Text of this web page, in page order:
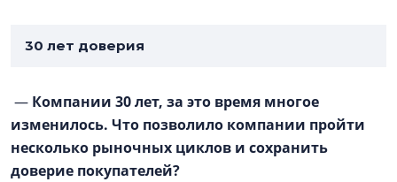
30 лет доверия
— Компании 30 лет, за это время многое
изменилось. Что позволило компании пройти
несколько рыночных циклов и сохранить
доверие покупателей?